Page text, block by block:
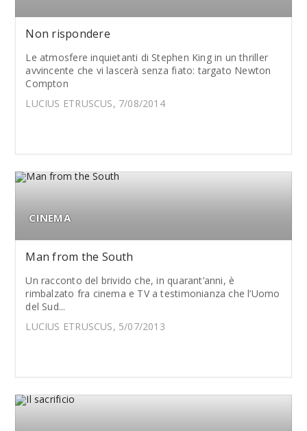
Non rispondere
Le atmosfere inquietanti di Stephen King in un thriller
avvincente che vi lascerà senza fiato: targato Newton
Compton
LUCIUS ETRUSCUS, 7/08/2014
CINEMA
Man from the South
Un racconto del brivido che, in quarant’anni, è
rimbalzato fra cinema e TV a testimonianza che l’Uomo
del Sud...
LUCIUS ETRUSCUS, 5/07/2013